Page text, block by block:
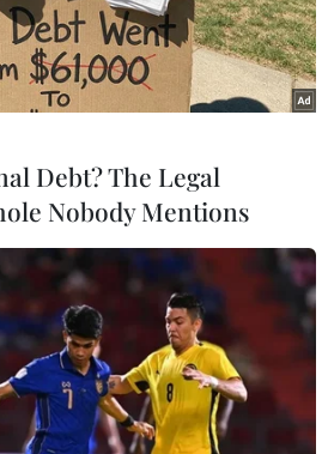
Em (47 tuổi), ngụ tại huyện Hòn
đang đánh bắt trên tàu cá KG
co giật, khó thở, không nói
Debt? The Legal
Nobody Mentions